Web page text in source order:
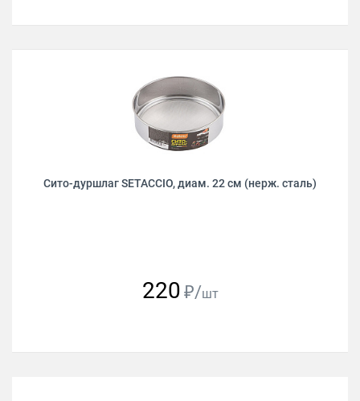
Сито-дуршлаг SETACCIO, диам. 22 см (нерж. сталь)
220 ₽/шт